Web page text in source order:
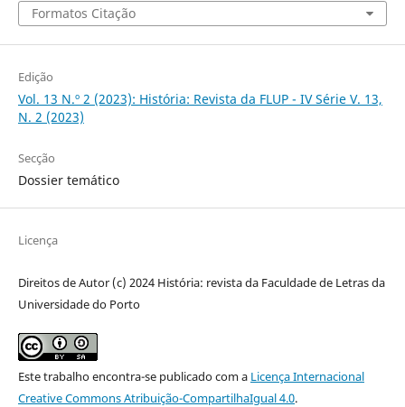
Formatos Citação
Edição
Vol. 13 N.º 2 (2023): História: Revista da FLUP - IV Série V. 13,
N. 2 (2023)
Secção
Dossier temático
Licença
Direitos de Autor (c) 2024 História: revista da Faculdade de Letras da
Universidade do Porto
Este trabalho encontra-se publicado com a Licença Internacional
Creative Commons Atribuição-CompartilhaIgual 4.0.